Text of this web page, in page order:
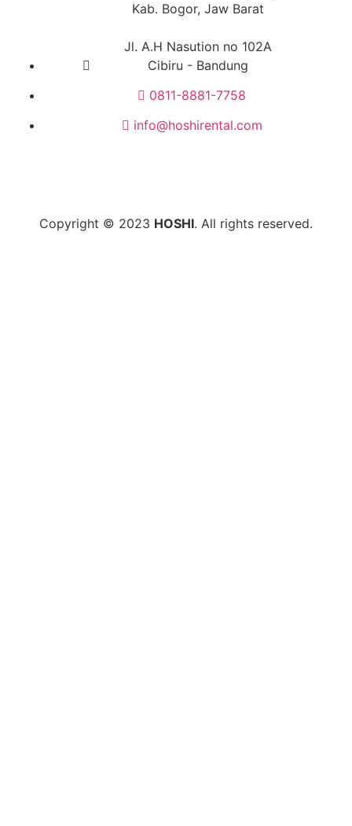
Kab. Bogor, Jaw Barat
Jl. A.H Nasution no 102A
Cibiru - Bandung
0811-8881-7758
info@hoshirental.com
Copyright © 2023 HOSHI. All rights reserved.